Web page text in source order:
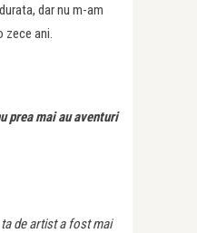
dar nu m-am
ani.
prea mai au aventuri
de artist a fost mai